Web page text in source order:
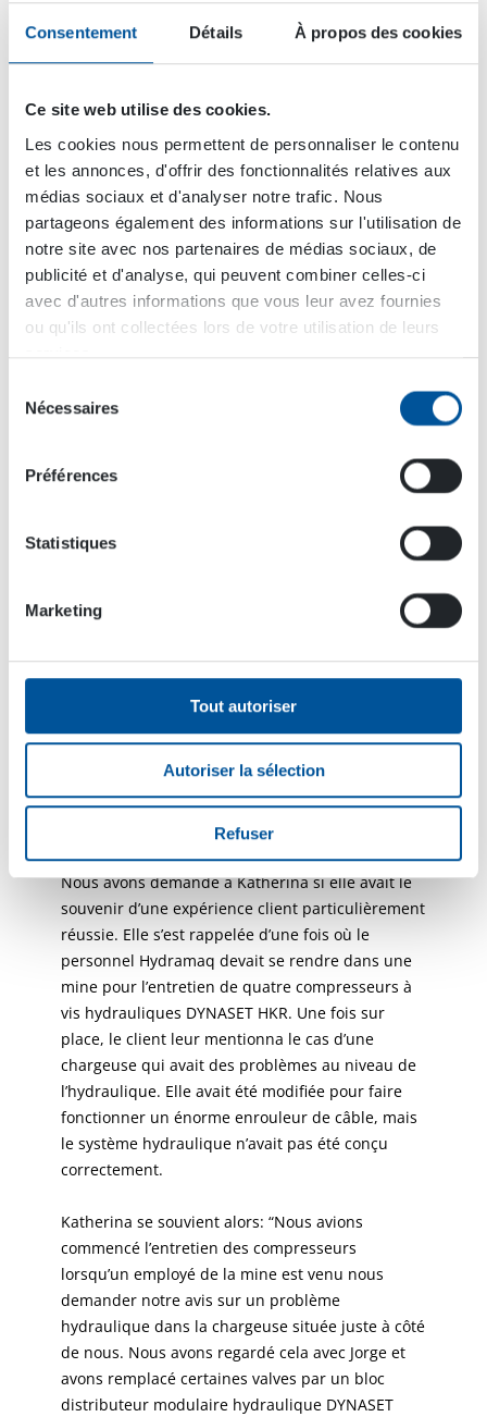
Consentement Détails À propos des cookies
Ce site web utilise des cookies.
Les cookies nous permettent de personnaliser le contenu
et les annonces, d'offrir des fonctionnalités relatives aux
médias sociaux et d'analyser notre trafic. Nous
partageons également des informations sur l'utilisation de
notre site avec nos partenaires de médias sociaux, de
publicité et d'analyse, qui peuvent combiner celles-ci
avec d'autres informations que vous leur avez fournies
ou qu'ils ont collectées lors de votre utilisation de leurs
Nécessaires
Préférences
Statistiques
Marketing
Tout autoriser
Autoriser la sélection
Refuser
pour l’Amérique latine. En décembre 2020, Mikko dit
adieu dans notre entrepôt à une commande
qui a multiplié les ventes
l’équipe Hydramaq soutiennent le personnel
Hydramaq est souvent en mesure d’apporter plus
rapidement des réponses aux problèmes
Katherina admet que Mikko Heikkilä, le
responsable des ventes Dynaset pour l’Amérique
latine, a certaines fois reçu des appels en pleine
Nous avons demandé à Katherina si elle avait le
souvenir d’une expérience client particulièrement
réussie. Elle s’est rappelée d’une fois où le
personnel Hydramaq devait se rendre dans une
mine pour l’entretien de quatre compresseurs à
vis hydrauliques DYNASET HKR. Une fois sur
place, le client leur mentionna le cas d’une
chargeuse qui avait des problèmes au niveau de
l’hydraulique. Elle avait été modifiée pour faire
fonctionner un énorme enrouleur de câble, mais
le système hydraulique n’avait pas été conçu
correctement.
Katherina se souvient alors: “Nous avions
commencé l’entretien des compresseurs
lorsqu’un employé de la mine est venu nous
demander notre avis sur un problème
hydraulique dans la chargeuse située juste à côté
de nous. Nous avons regardé cela avec Jorge et
avons remplacé certaines valves par un bloc
distributeur modulaire hydraulique DYNASET